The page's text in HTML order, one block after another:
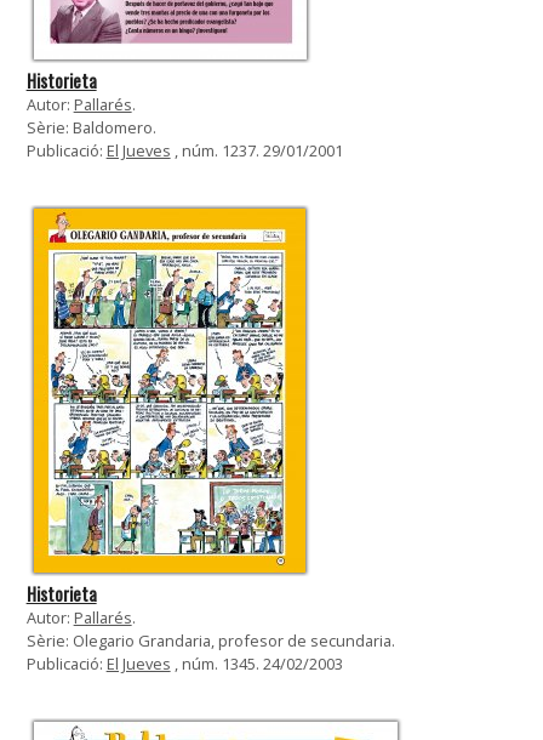
Historieta
Autor: Pallarés.
Sèrie: Baldomero.
Publicació: El Jueves , núm. 1237. 29/01/2001
Historieta
Autor: Pallarés.
Sèrie: Olegario Grandaria, profesor de secundaria.
Publicació: El Jueves , núm. 1345. 24/02/2003